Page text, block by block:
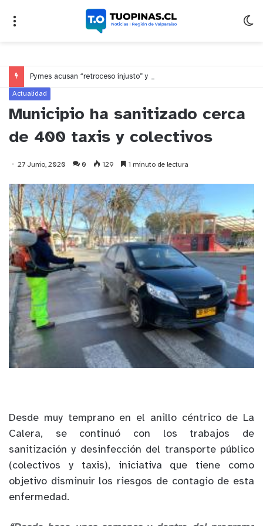
Actualidad
Municipio ha sanitizado cerca
de 400 taxis y colectivos
27 Junio, 2020 0 129 1 minuto de lectura
Desde muy temprano en el anillo céntrico de La
Calera, se continuó con los trabajos de
sanitización y desinfección del transporte público
(colectivos y taxis), iniciativa que tiene como
objetivo disminuir los riesgos de contagio de esta
enfermedad.